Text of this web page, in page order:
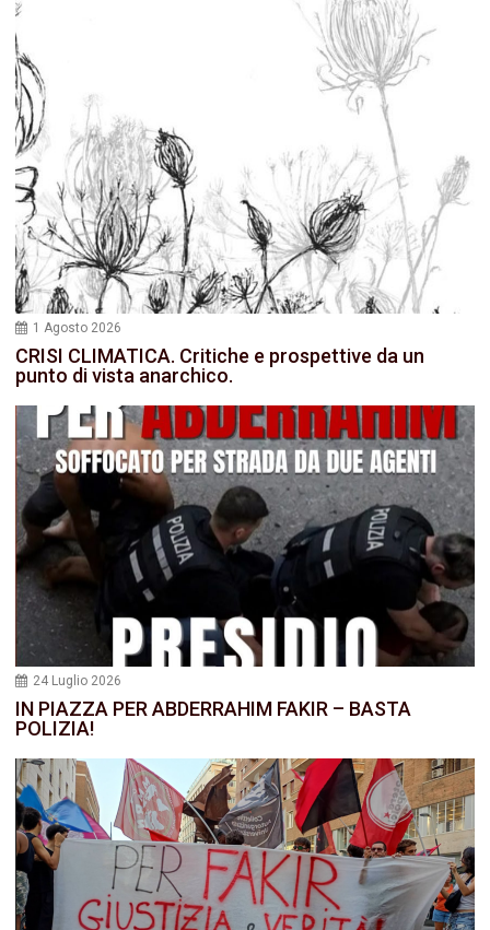
1 Agosto 2026
CRISI CLIMATICA. Critiche e prospettive da un
punto di vista anarchico.
24 Luglio 2026
IN PIAZZA PER ABDERRAHIM FAKIR – BASTA
POLIZIA!